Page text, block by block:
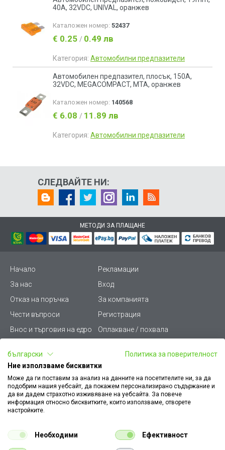
40А, 32VDC, UNIVAL, оранжев
Каталожен номер: 52437
€ 0.25 / 0.49 лв
Категория: Автомобилни предпазители
Автомобилен предпазител, плосък, 150А,
32VDC, MEGACOMPACT, MTA, оранжев
Каталожен номер: 140568
€ 6.08 / 11.89 лв
Категория: Автомобилни предпазители
СЛЕДВАЙТЕ НИ:
МЕТОДИ ЗА ПЛАЩАНЕ
Начало
Рекламации
За нас
Вход
Отказ на поръчка
За компанията
Чести въпроси
Регистрация
Внос и търговия на едро
Оплакване / похвала
Условия за ползване
Стани дистрибутор
Карта на сайта
Кариери
Как да намеря документ
към поръчка
Платформа за AРС
Конфигуратор за ел.
български
Политика за поверителност
Ние използваме бисквитки
Може да ги поставим за анализ на данните на посетителите ни, за да
подобрим нашия уебсайт, да покажем персонализирано съдържание и
да ви дадем страхотно изживяване на уебсайта. За повече
информация относно бисквитките, които използваме, отворете
настройките.
Необходими Ефективност